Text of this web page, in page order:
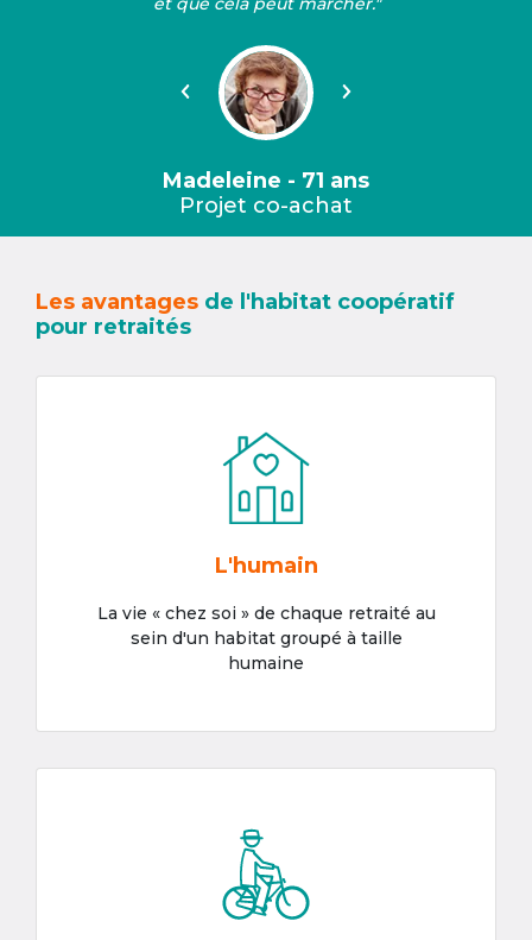
Précédent Suivant
Madeleine - 71 ans
Projet co-achat
Les avantages de l'habitat coopératif
pour retraités
L'humain
La vie « chez soi » de chaque retraité au
sein d'un habitat groupé à taille
humaine